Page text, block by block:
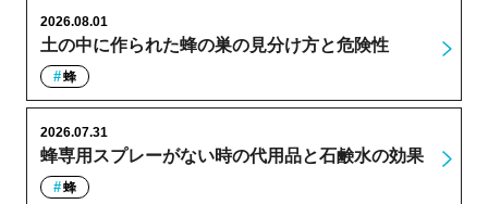
土の中に作られた蜂の巣の見分け方と危険性
2026.08.01
蜂
蜂専用スプレーがない時の代用品と石鹸水の効果
2026.07.31
蜂